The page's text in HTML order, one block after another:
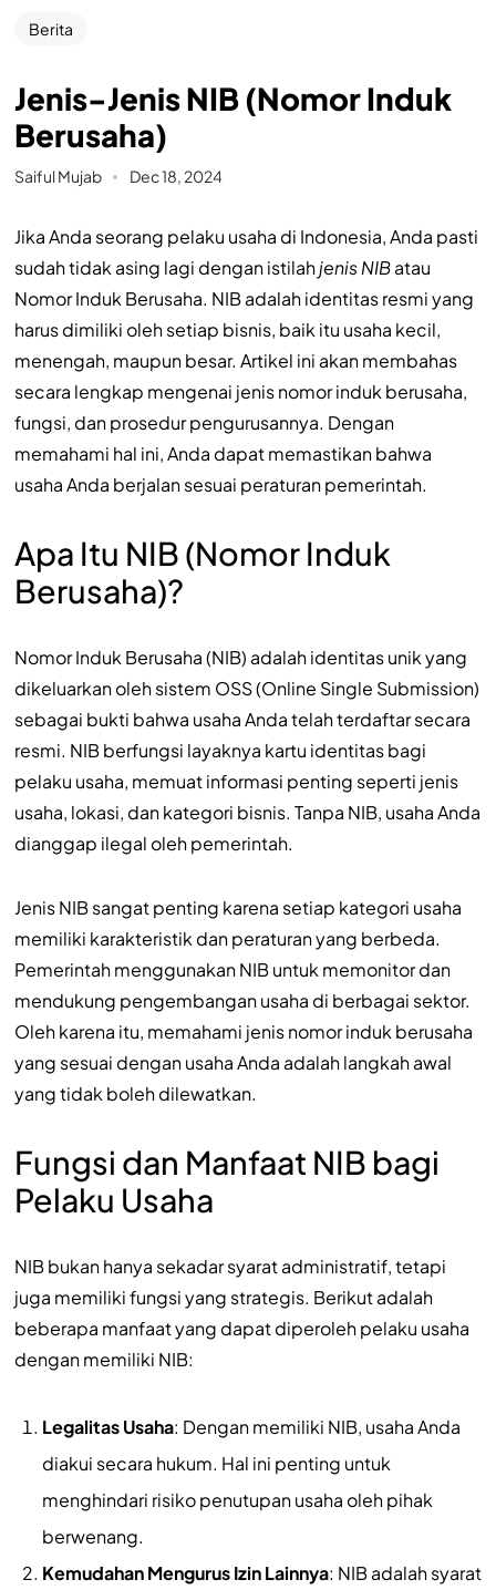
Berita
Jenis-Jenis NIB (Nomor Induk
Berusaha)
Saiful Mujab Dec 18, 2024
Jika Anda seorang pelaku usaha di Indonesia, Anda pasti
sudah tidak asing lagi dengan istilahjenis NIBatau
Nomor Induk Berusaha. NIB adalah identitas resmi yang
harus dimiliki oleh setiap bisnis, baik itu usaha kecil,
menengah, maupun besar. Artikel ini akan membahas
secara lengkap mengenai jenis nomor induk berusaha,
fungsi, dan prosedur pengurusannya. Dengan
memahami hal ini, Anda dapat memastikan bahwa
usaha Anda berjalan sesuai peraturan pemerintah.
Apa Itu NIB (Nomor Induk
Berusaha)?
Nomor Induk Berusaha (NIB) adalah identitas unik yang
dikeluarkan oleh sistem OSS (Online Single Submission)
sebagai bukti bahwa usaha Anda telah terdaftar secara
resmi. NIB berfungsi layaknya kartu identitas bagi
pelaku usaha, memuat informasi penting seperti jenis
usaha, lokasi, dan kategori bisnis. Tanpa NIB, usaha Anda
dianggap ilegal oleh pemerintah.
Jenis NIB sangat penting karena setiap kategori usaha
memiliki karakteristik dan peraturan yang berbeda.
Pemerintah menggunakan NIB untuk memonitor dan
mendukung pengembangan usaha di berbagai sektor.
Oleh karena itu, memahami jenis nomor induk berusaha
yang sesuai dengan usaha Anda adalah langkah awal
yang tidak boleh dilewatkan.
Fungsi dan Manfaat NIB bagi
Pelaku Usaha
NIB bukan hanya sekadar syarat administratif, tetapi
juga memiliki fungsi yang strategis. Berikut adalah
beberapa manfaat yang dapat diperoleh pelaku usaha
dengan memiliki NIB:
Legalitas Usaha: Dengan memiliki NIB, usaha Anda
diakui secara hukum. Hal ini penting untuk
menghindari risiko penutupan usaha oleh pihak
berwenang.
Kemudahan Mengurus Izin Lainnya: NIB adalah syarat